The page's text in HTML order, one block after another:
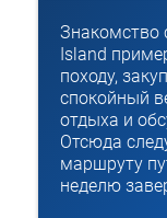
Знакомство
Island
походу,
спокойный
отдыха и
Отсюда
маршруту
неделю